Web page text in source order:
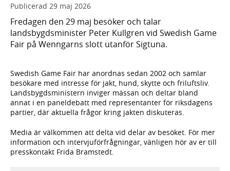
Publicerad 29 maj 2026
Fredagen den 29 maj besöker och talar
landsbygdsminister Peter Kullgren vid Swedish Game
Fair på Wenngarns slott utanför Sigtuna.
Swedish Game Fair har anordnas sedan 2002 och samlar
besökare med intresse för jakt, hund, skytte och friluftsliv.
Landsbygdsministern inviger mässan och deltar bland
annat i en paneldebatt med representanter för riksdagens
partier, där aktuella frågor kring jakten diskuteras.
Media är välkommen att delta vid delar av besöket. För mer
information och intervjuförfrågningar, vänligen hör av er till
presskontakt Frida Bramstedt.